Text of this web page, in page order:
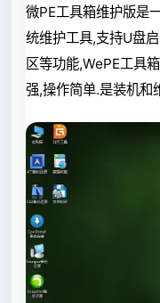
微PE工具箱维护版是
统维护工具,支持U盘
区等功能,WePE工具
强,操作简单.是装机和